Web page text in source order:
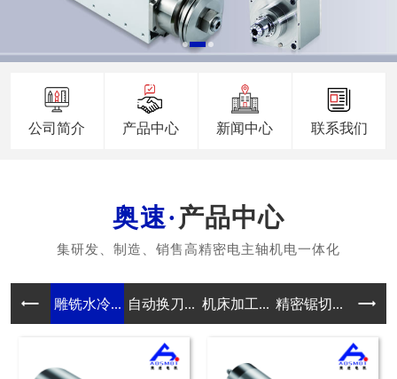
公司简介 产品中心 新闻中心 联系我们
产品中心
雕铣水冷... 自动换刀... 机床加工... 精密锯切... 磨削